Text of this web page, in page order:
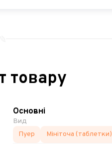
товару
Основні
Вид
Пуер
Мініточа (таблетки)